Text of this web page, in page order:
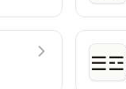
☰☲